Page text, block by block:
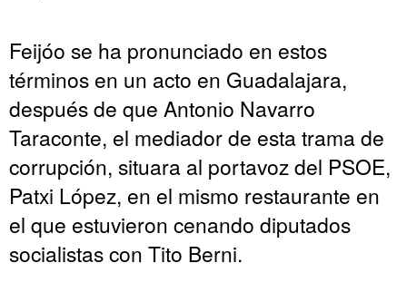
Feijóo se ha pronunciado en estos
términos en un acto en Guadalajara,
después de que Antonio Navarro
Taraconte, el mediador de esta trama de
corrupción, situara al portavoz del PSOE,
Patxi López, en el mismo restaurante en
el que estuvieron cenando diputados
socialistas con Tito Berni.